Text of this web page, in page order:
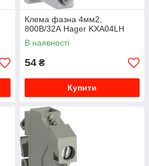
Клема фазна 4мм2,
800В/32А Hager KXA04LH
В наявності
54 ₴
Купити